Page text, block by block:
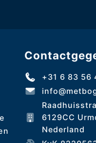
+31 6 83 56
6129CC
Nederland